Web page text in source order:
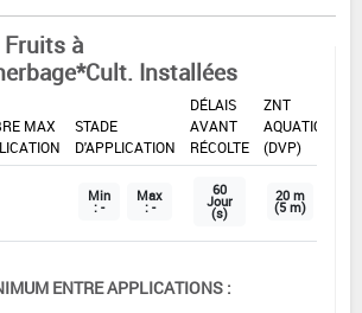
Fruits à
Installées
MAX
STADE
D'APPLICATION
DÉLAIS
AVANT
RÉCOLTE
ZNT
AQUATIQUE
(DVP)
Min
: -
Max
: -
60
Jour
(s)
20 m
(5 m)
ENTRE APPLICATIONS :